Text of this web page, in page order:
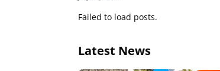
Failed to load posts.
Latest News